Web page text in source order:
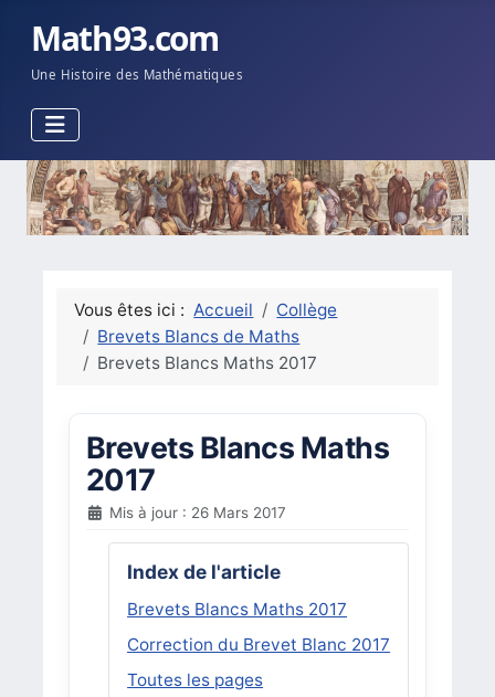
Math93.com
Une Histoire des Mathématiques
Vous êtes ici : Accueil
Collège
Brevets Blancs de Maths
Brevets Blancs Maths 2017
Brevets Blancs Maths
2017
Mis à jour : 26 Mars 2017
Index de l'article
Brevets Blancs Maths 2017
Correction du Brevet Blanc 2017
Toutes les pages